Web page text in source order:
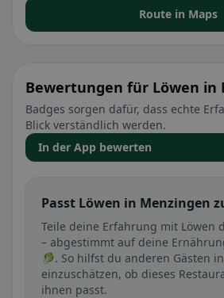
Route in Maps
Bewertungen für Löwen in
Badges sorgen dafür, dass echte
Blick verständlich werden.
In der App bewerten
Passt Löwen in Menzingen
Teile deine Erfahrung mit Löwen
– abgestimmt auf deine
🥬. So hilfst du anderen Gästen
einzuschätzen, ob dieses
ihnen passt.